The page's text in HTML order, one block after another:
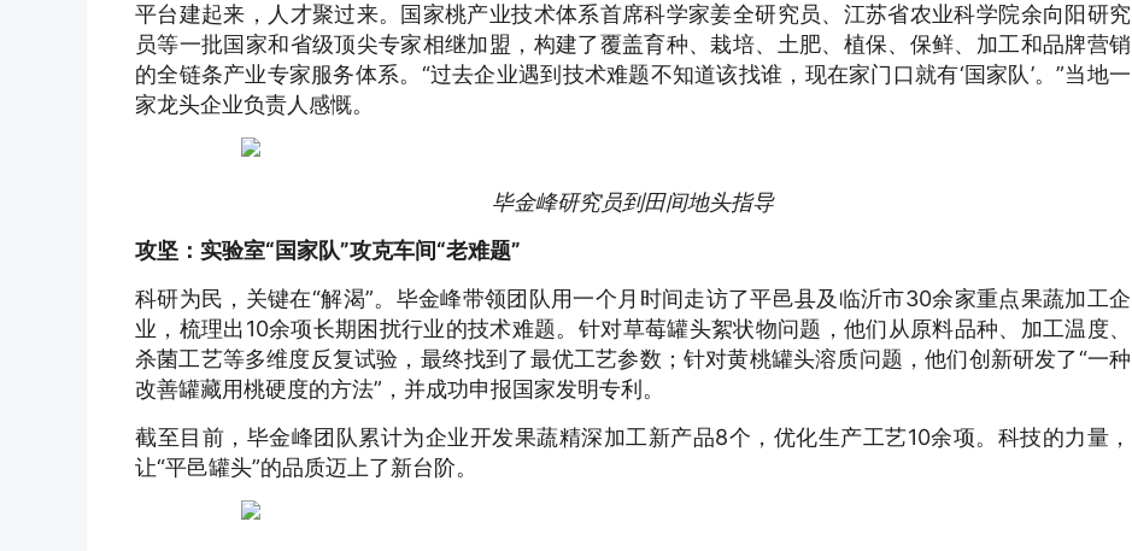
平台建起来，人才聚过来。国家桃产业技术体系首席科学家姜全研究员、江苏省农业科学院余向阳研究
员等一批国家和省级顶尖专家相继加盟，构建了覆盖育种、栽培、土肥、植保、保鲜、加工和品牌营销
的全链条产业专家服务体系。“过去企业遇到技术难题不知道该找谁，现在家门口就有‘国家队’。”当地一
家龙头企业负责人感慨。
毕金峰研究员到田间地头指导
攻坚：实验室“国家队”攻克车间“老难题”
科研为民，关键在“解渴”。毕金峰带领团队用一个月时间走访了平邑县及临沂市30余家重点果蔬加工企
业，梳理出10余项长期困扰行业的技术难题。针对草莓罐头絮状物问题，他们从原料品种、加工温度、
杀菌工艺等多维度反复试验，最终找到了最优工艺参数；针对黄桃罐头溶质问题，他们创新研发了“一种
改善罐藏用桃硬度的方法”，并成功申报国家发明专利。
截至目前，毕金峰团队累计为企业开发果蔬精深加工新产品8个，优化生产工艺10余项。科技的力量，
让“平邑罐头”的品质迈上了新台阶。